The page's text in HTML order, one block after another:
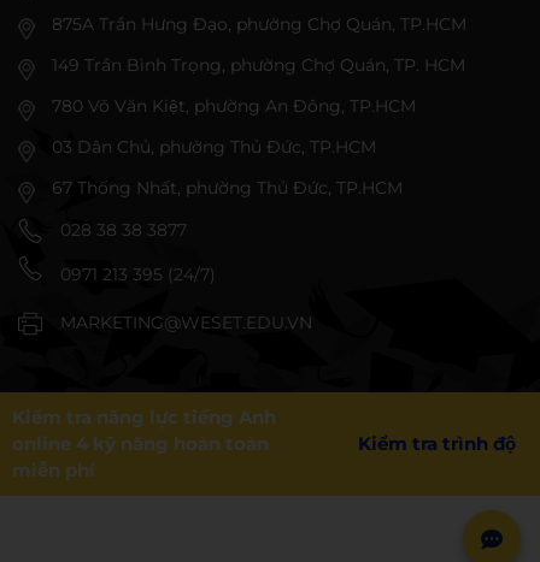
875A Trần Hưng Đạo, phường Chợ Quán, TP.HCM
149 Trần Bình Trọng, phường Chợ Quán, TP. HCM
780 Võ Văn Kiệt, phường An Đông, TP.HCM
03 Dân Chủ, phường Thủ Đức, TP.HCM
67 Thống Nhất, phường Thủ Đức, TP.HCM
028 38 38 3877
0971 213 395 (24/7)
MARKETING@WESET.EDU.VN
Kiểm tra năng lực tiếng Anh
online 4 kỹ năng hoàn toàn
miễn phí
Kiểm tra trình độ